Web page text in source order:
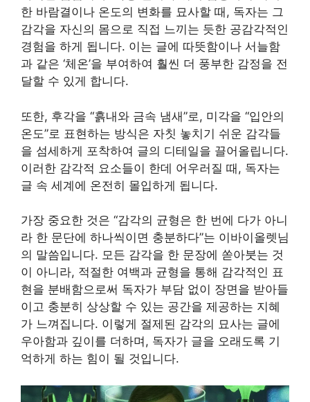
한 바람결이나 온도의 변화를 묘사할 때, 독자는 그
감각을 자신의 몸으로 직접 느끼는 듯한 공감각적인
경험을 하게 됩니다. 이는 글에 따뜻함이나 서늘함
과 같은 ‘체온’을 부여하여 훨씬 더 풍부한 감정을 전
달할 수 있게 합니다.
또한, 후각을 “흙내와 금속 냄새”로, 미각을 “입안의
온도”로 표현하는 방식은 자칫 놓치기 쉬운 감각들
을 섬세하게 포착하여 글의 디테일을 끌어올립니다.
이러한 감각적 요소들이 한데 어우러질 때, 독자는
글 속 세계에 온전히 몰입하게 됩니다.
가장 중요한 것은 “감각의 균형은 한 번에 다가 아니
라 한 문단에 하나씩이면 충분하다”는 이바이올렛님
의 말씀입니다. 모든 감각을 한 문장에 쏟아붓는 것
이 아니라, 적절한 여백과 균형을 통해 감각적인 표
현을 분배함으로써 독자가 부담 없이 장면을 받아들
이고 충분히 상상할 수 있는 공간을 제공하는 지혜
가 느껴집니다. 이렇게 절제된 감각의 묘사는 글에
우아함과 깊이를 더하며, 독자가 글을 오래도록 기
억하게 하는 힘이 될 것입니다.